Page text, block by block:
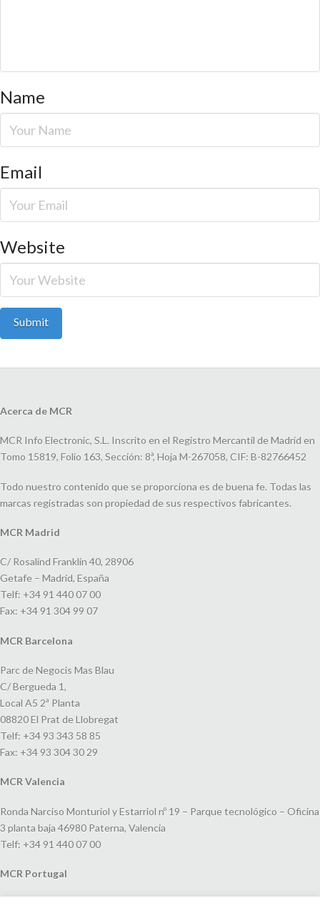
Name
Email
Website
Acerca de MCR
MCR Info Electronic, S.L. Inscrito en el Registro Mercantil de Madrid en
Tomo 15819, Folio 163, Sección: 8ª, Hoja M-267058, CIF: B-82766452
Todo nuestro contenido que se proporciona es de buena fe. Todas las
marcas registradas son propiedad de sus respectivos fabricantes.
MCR Madrid
C/ Rosalind Franklin 40, 28906
Getafe – Madrid, España
Telf: +34 91 440 07 00
Fax: +34 91 304 99 07
MCR Barcelona
Parc de Negocis Mas Blau
C/ Bergueda 1,
Local A5 2ª Planta
08820 El Prat de Llobregat
Telf: +34 93 343 58 85
Fax: +34 93 304 30 29
MCR Valencia
Ronda Narciso Monturiol y Estarriol nº 19 – Parque tecnológico – Oficina
3 planta baja 46980 Paterna, Valencia
Telf: +34 91 440 07 00
MCR Portugal